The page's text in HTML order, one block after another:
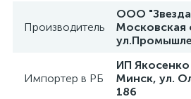
Производитель
ООО
Московская
Импортер в РБ
ИП Якосенко
Минск, ул.
186